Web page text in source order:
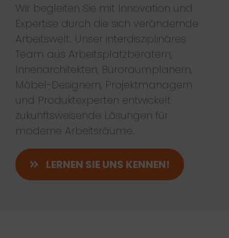
Wir begleiten Sie mit Innovation und
Expertise durch die sich verändernde
Arbeitswelt. Unser interdisziplinäres
Team aus Arbeitsplatzberatern,
Innenarchitekten, Büroraumplanern,
Möbel-Designern, Projektmanagern
und Produktexperten entwickelt
zukunftsweisende Lösungen für
moderne Arbeitsräume.
LERNEN SIE UNS KENNEN!